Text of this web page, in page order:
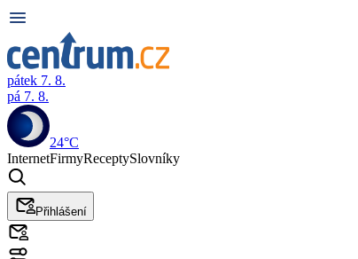
pátek 7. 8.
pá 7. 8.
24°C
InternetFirmyReceptySlovníky
Přihlášení